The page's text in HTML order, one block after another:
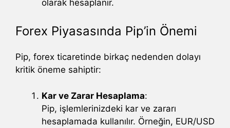
olarak hesaplanır.
Forex Piyasasında Pip’in Önemi
Pip, forex ticaretinde birkaç nedenden dolayı
kritik öneme sahiptir:
Kar ve Zarar Hesaplama:
Pip, işlemlerinizdeki kar ve zararı
hesaplamada kullanılır. Örneğin, EUR/USD